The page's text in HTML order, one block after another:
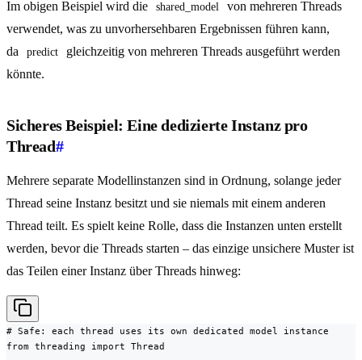
Im obigen Beispiel wird die shared_model
von mehreren Threads
verwendet, was zu unvorhersehbaren Ergebnissen führen kann,
da
predict
gleichzeitig von mehreren Threads ausgeführt werden
könnte.
Sicheres Beispiel: Eine dedizierte Instanz pro
Thread#
Mehrere separate Modellinstanzen sind in Ordnung, solange jeder
Thread seine Instanz besitzt und sie niemals mit einem anderen
Thread teilt. Es spielt keine Rolle, dass die Instanzen unten erstellt
werden, bevor die Threads starten – das einzige unsichere Muster ist
das Teilen einer Instanz über Threads hinweg:
# Safe: each thread uses its own dedicated model instance
from threading import Thread